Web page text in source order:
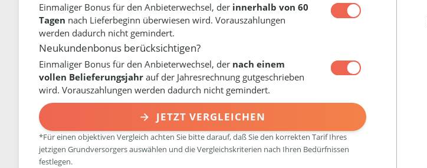
Einmaliger Bonus für den Anbieterwechsel, der innerhalb von 60
Tagen nach Lieferbeginn überwiesen wird. Vorauszahlungen
werden dadurch nicht gemindert.
Neukundenbonus berücksichtigen?
Einmaliger Bonus für den Anbieterwechsel, der nach einem
vollen Belieferungsjahr auf der Jahresrechnung gutgeschrieben
wird. Vorauszahlungen werden dadurch nicht gemindert.
JETZT VERGLEICHEN
*Für einen objektiven Vergleich achten Sie bitte darauf, daß Sie den korrekten Tarif Ihres
jetzigen Grundversorgers auswählen und die Vergleichskriterien nach Ihren Bedürfnissen
festlegen.